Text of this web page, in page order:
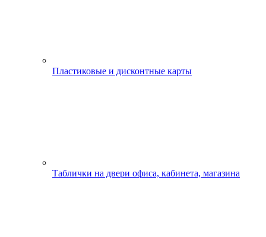
Пластиковые и дисконтные карты
Таблички на двери офиса, кабинета, магазина